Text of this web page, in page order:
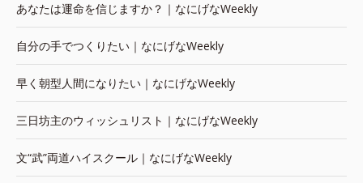
あなたは運命を信じますか？｜なにげなWeekly
自分の手でつくりたい｜なにげなWeekly
早く朝型人間になりたい｜なにげなWeekly
三日坊主のウィッシュリスト｜なにげなWeekly
文“武”両道ハイスクール｜なにげなWeekly